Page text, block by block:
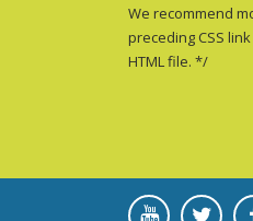
We recommend
preceding CSS
HTML file. */